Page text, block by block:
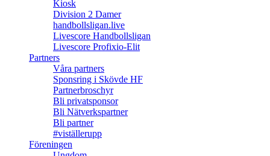
Kiosk
Division 2 Damer
handbollsligan.live
Livescore Handbollsligan
Livescore Profixio-Elit
Partners
Våra partners
Sponsring i Skövde HF
Partnerbroschyr
Bli privatsponsor
Bli Nätverkspartner
Bli partner
#viställerupp
Föreningen